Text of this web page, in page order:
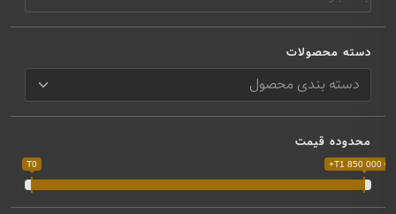
دسته محصولات
محدوده قیمت
T0 T1 850 000